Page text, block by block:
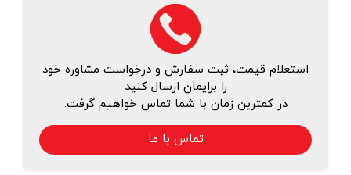
استعلام قیمت، ثبت سفارش و درخواست مشاوره خود
را برایمان ارسال کنید
در کمترین زمان با شما تماس خواهیم گرفت.
تماس با ما